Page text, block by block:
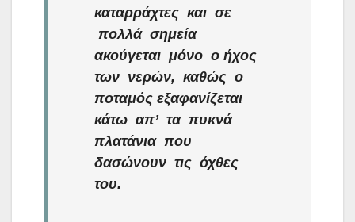
καταρράχτες και σε
πολλά σημεία
ακούγεται μόνο ο ήχος
των νερών, καθώς ο
ποταμός εξαφανίζεται
κάτω απ’ τα πυκνά
πλατάνια που
δασώνουν τις όχθες
του.